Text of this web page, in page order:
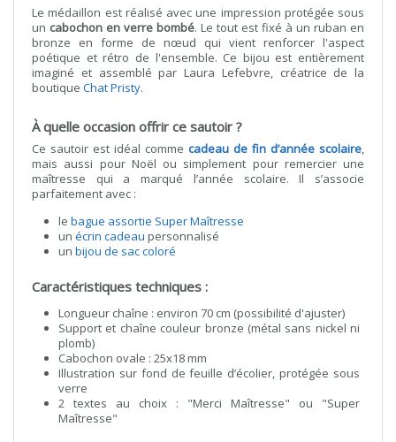
Le médaillon est réalisé avec une impression protégée sous
un cabochon en verre bombé. Le tout est fixé à un ruban en
bronze en forme de nœud qui vient renforcer l'aspect
poétique et rétro de l'ensemble. Ce bijou est entièrement
imaginé et assemblé par Laura Lefebvre, créatrice de la
boutique Chat Pristy.
À quelle occasion offrir ce sautoir ?
Ce sautoir est idéal comme cadeau de fin d’année scolaire,
mais aussi pour Noël ou simplement pour remercier une
maîtresse qui a marqué l’année scolaire. Il s’associe
parfaitement avec :
le bague assortie Super Maîtresse
un écrin cadeau personnalisé
un bijou de sac coloré
Caractéristiques techniques :
Longueur chaîne : environ 70 cm (possibilité d'ajuster)
Support et chaîne couleur bronze (métal sans nickel ni
plomb)
Cabochon ovale : 25x18 mm
Illustration sur fond de feuille d’écolier, protégée sous
verre
2 textes au choix : "Merci Maîtresse" ou "Super
Maîtresse"